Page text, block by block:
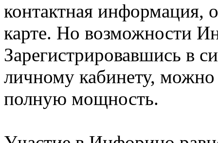
контактная информация,
карте. Но возможности
Зарегистрировавшись в
личному кабинету,
полную мощность.